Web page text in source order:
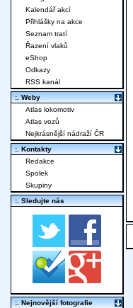
Kalendář akcí
Přihlášky na akce
Seznam tratí
Řazení vlaků
eShop
Odkazy
RSS kanál
:. Weby
Atlas lokomotiv
Atlas vozů
Nejkrásnější nádraží ČR
:. Kontakty
Redakce
Spolek
Skupiny
:. Sledujte nás
:. Nejnovější fotografie